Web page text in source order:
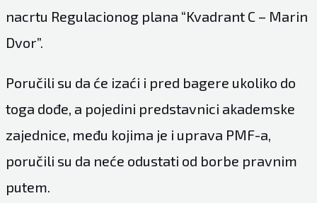
nacrtu Regulacionog plana “Kvadrant C – Marin
Dvor”.
Poručili su da će izaći i pred bagere ukoliko do
toga dođe, a pojedini predstavnici akademske
zajednice, među kojima je i uprava PMF-a,
poručili su da neće odustati od borbe pravnim
putem.